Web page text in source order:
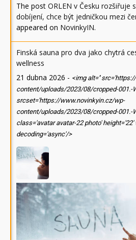
The post ORLEN v Česku rozšiřuje
dobíjení, chce být jedničkou mezi
appeared on NovinkyIN.
Finská sauna pro dva jako chytrá
wellness
21 dubna 2026 - <img alt=''
content/uploads/2023/08/cropped-001.-
srcset='https://www.novinkyin.cz/wp-
content/uploads/2023/08/cropped-001.-
class='avatar avatar-22 photo' height='22'
decoding='async'/>